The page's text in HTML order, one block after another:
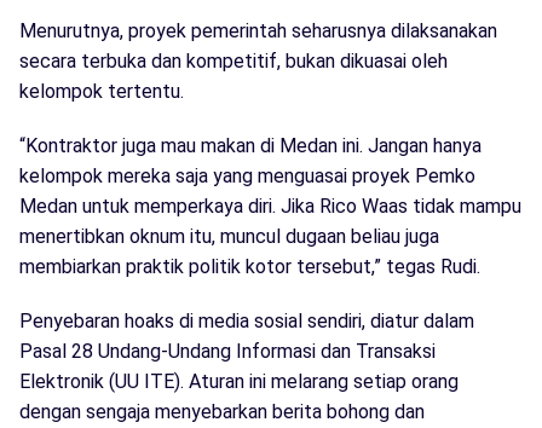
Menurutnya, proyek pemerintah seharusnya dilaksanakan
secara terbuka dan kompetitif, bukan dikuasai oleh
kelompok tertentu.
“Kontraktor juga mau makan di Medan ini. Jangan hanya
kelompok mereka saja yang menguasai proyek Pemko
Medan untuk memperkaya diri. Jika Rico Waas tidak mampu
menertibkan oknum itu, muncul dugaan beliau juga
membiarkan praktik politik kotor tersebut,” tegas Rudi.
Penyebaran hoaks di media sosial sendiri, diatur dalam
Pasal 28 Undang-Undang Informasi dan Transaksi
Elektronik (UU ITE). Aturan ini melarang setiap orang
dengan sengaja menyebarkan berita bohong dan